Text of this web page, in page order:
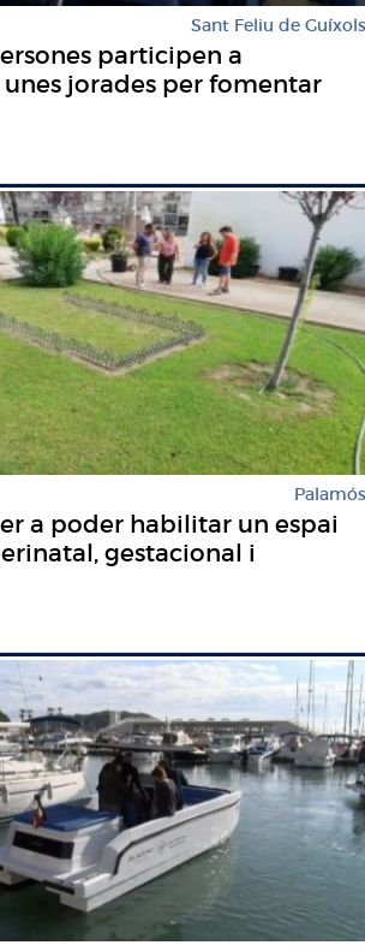
Sant Feliu de Guíxols
participen a
unes jorades per fomentar
Palamós
a poder habilitar un espai
gestacional i